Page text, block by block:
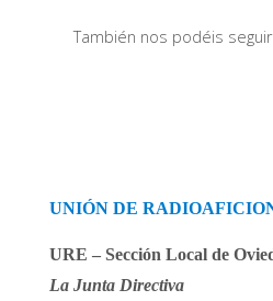
También nos podéis
UNIÓN DE
URE – Sección Local de
La Junta Directiva